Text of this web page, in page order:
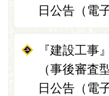
日公告（電
『建設工事
（事後審査
日公告（電